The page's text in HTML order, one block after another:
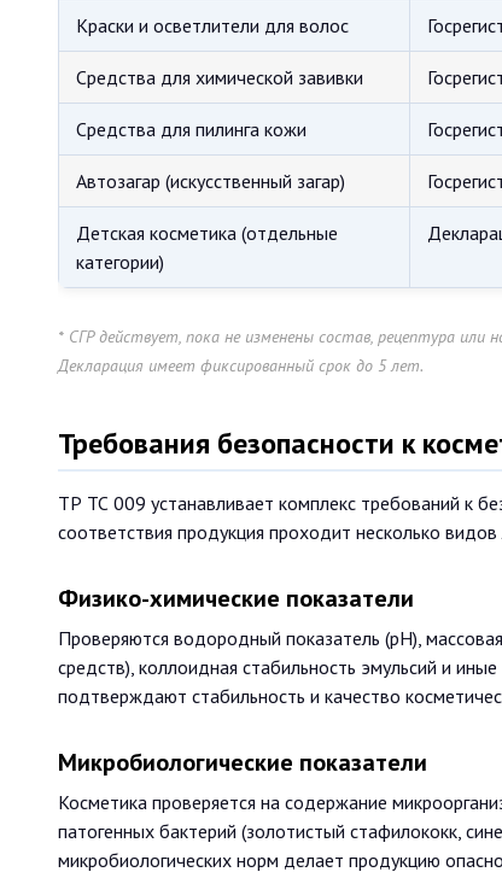
Краски и осветлители для волос
Средства для химической завивки
Средства для пилинга кожи
Автозагар (искусственный загар)
Детская косметика (отдельные
категории)
* СГР действует, пока не изменены состав, рецептура
Декларация имеет фиксированный срок до 5 лет.
Требования безопасности к
ТР ТС 009 устанавливает комплекс требований к
соответствия продукция проходит несколько
Физико-химические показатели
Проверяются водородный показатель (pH),
средств), коллоидная стабильность эмульсий и
подтверждают стабильность и качество
Микробиологические показатели
Косметика проверяется на содержание
патогенных бактерий (золотистый стафилококк,
микробиологических норм делает продукцию